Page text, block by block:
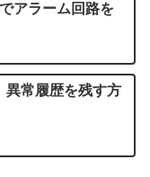
アラーム回路を
異常履歴を残す方